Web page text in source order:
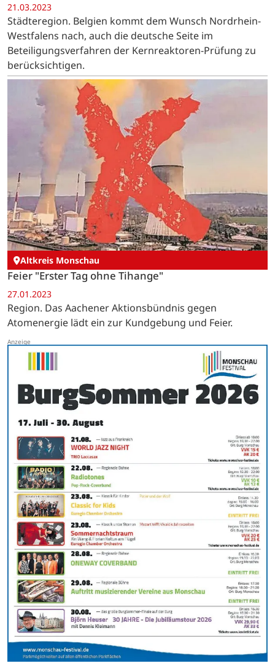
21.03.2023
Städteregion. Belgien kommt dem Wunsch Nordrhein-
Westfalens nach, auch die deutsche Seite im
Beteiligungsverfahren der Kernreaktoren-Prüfung zu
berücksichtigen.
Altkreis Monschau
Feier "Erster Tag ohne Tihange"
27.01.2023
Region. Das Aachener Aktionsbündnis gegen
Atomenergie lädt ein zur Kundgebung und Feier.